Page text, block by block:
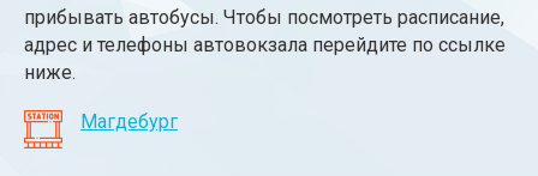
прибывать автобусы. Чтобы посмотреть расписание,
адрес и телефоны автовокзала перейдите по ссылке
ниже.
Магдебург